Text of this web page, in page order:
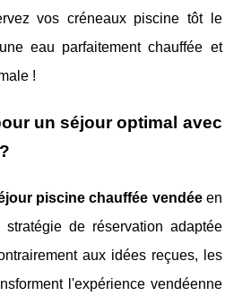
vos créneaux piscine tôt le
eau parfaitement chauffée et
!
un séjour optimal avec
piscine chauffée vendéeen
de réservation adaptée
aux idées reçues, les
l'expérience vendéenne